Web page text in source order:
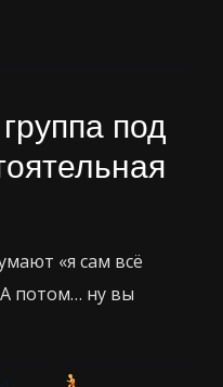
под
«я сам всё
потом… ну вы